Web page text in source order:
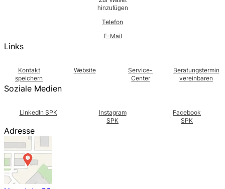
hinzufügen
Telefon
E-Mail
Links
Kontakt
speichern
Website
Service-
Center
Beratungstermin
vereinbaren
Soziale Medien
LinkedIn SPK
Instagram
SPK
Facebook
SPK
Adresse